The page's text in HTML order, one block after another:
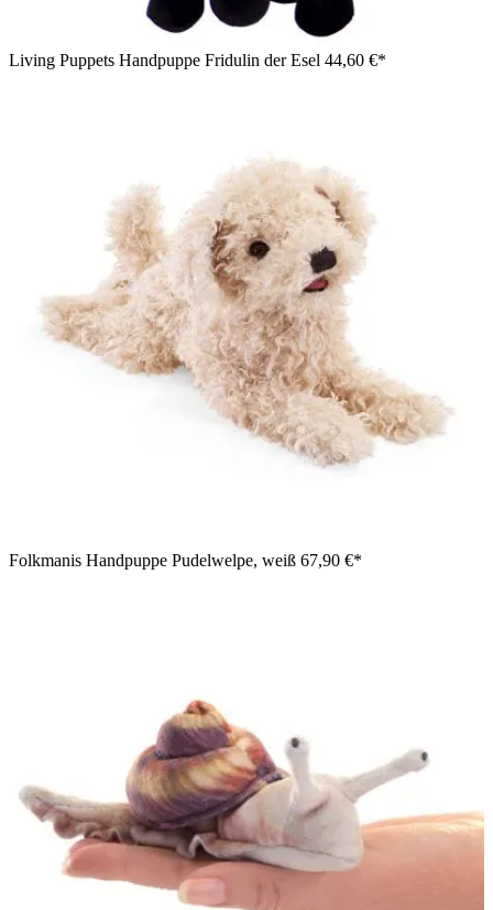
Living Puppets Handpuppe Fridulin der Esel 44,60 €*
Folkmanis Handpuppe Pudelwelpe, weiß 67,90 €*